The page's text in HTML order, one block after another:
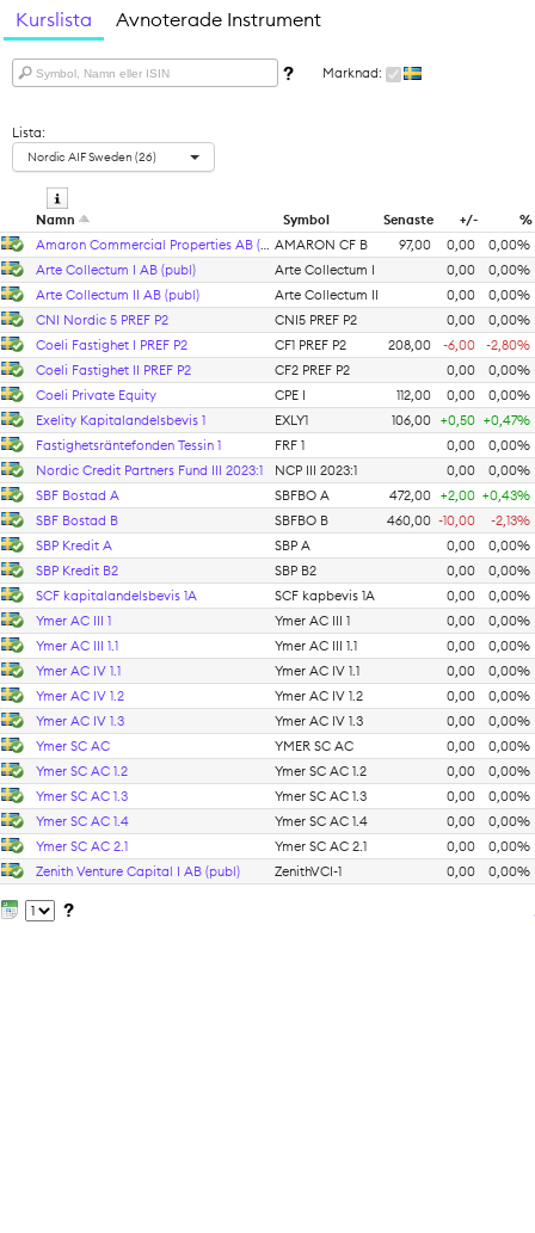
Kurslista Avnoterade Instrument
Marknad:
Lista:
Nordic AIF Sweden (26)
Namn Symbol Senaste +/-
%
Amaron Commercial Properties AB (publ) AMARON CF B 97,00 0,00
0,00%
Arte Collectum I AB (publ)
Arte Collectum I 0,00
0,00%
Arte Collectum II AB (publ)
Arte Collectum II 0,00
0,00%
CNI Nordic 5 PREF P2
CNI5 PREF P2 0,00
0,00%
Coeli Fastighet I PREF P2
CF1 PREF P2 208,00 -6,00
-2,80%
Coeli Fastighet II PREF P2
CF2 PREF P2 0,00
0,00%
Coeli Private Equity
CPE I 112,00 0,00
0,00%
Exelity Kapitalandelsbevis 1
EXLY1 106,00 +0,50 +0,47%
Fastighetsräntefonden Tessin 1
FRF 1 0,00
0,00%
Nordic Credit Partners Fund III 2023:1
NCP III 2023:1 0,00
0,00%
SBF Bostad A
SBFBO A 472,00 +2,00 +0,43%
SBF Bostad B
SBFBO B 460,00 -10,00
-2,13%
SBP Kredit A
SBP A 0,00
0,00%
SBP Kredit B2
SBP B2 0,00
0,00%
SCF kapitalandelsbevis 1A
SCF kapbevis 1A 0,00
0,00%
Ymer AC III 1
Ymer AC III 1 0,00
0,00%
Ymer AC III 1.1
Ymer AC III 1.1 0,00
0,00%
Ymer AC IV 1.1
Ymer AC IV 1.1 0,00
0,00%
Ymer AC IV 1.2
Ymer AC IV 1.2 0,00
0,00%
Ymer AC IV 1.3
Ymer AC IV 1.3 0,00
0,00%
Ymer SC AC
YMER SC AC 0,00
0,00%
Ymer SC AC 1.2
Ymer SC AC 1.2 0,00
0,00%
Ymer SC AC 1.3
Ymer SC AC 1.3 0,00
0,00%
Ymer SC AC 1.4
Ymer SC AC 1.4 0,00
0,00%
Ymer SC AC 2.1
Ymer SC AC 2.1 0,00
0,00%
Zenith Venture Capital I AB (publ)
ZenithVCI-1 0,00 0,00%